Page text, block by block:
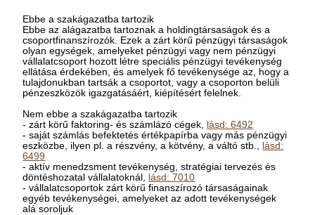
Ebbe a szakágazatba tartozik
Ebbe az alágazatba tartoznak a holdingtársaságok és a
csoportfinanszírozók. Ezek a zárt körű pénzügyi társaságok
olyan egységek, amelyeket pénzügyi vagy nem pénzügyi
vállalatcsoport hozott létre speciális pénzügyi tevékenység
ellátása érdekében, és amelyek fő tevékenysége az, hogy a
tulajdonukban tartsák a csoportot, vagy a csoporton belüli
pénzeszközök igazgatásáért, kiépítésért felelnek.
Nem ebbe a szakágazatba tartozik
- zárt körű faktoring- és számlázó cégek, lásd: 6492
- saját számlás befektetés értékpapírba vagy más pénzügyi
eszközbe, ilyen pl. a részvény, a kötvény, a váltó stb., lásd:
6499
- aktív menedzsment tevékenység, stratégiai tervezés és
döntéshozatal vállalatoknál, lásd: 7010
- vállalatcsoportok zárt körű finanszírozó társaságainak
egyéb tevékenységei, amelyeket az adott tevékenységek
alá soroljuk